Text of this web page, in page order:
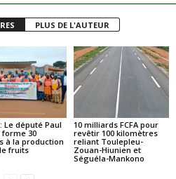
PLUS DE L'AUTEUR
Le député Paul
forme 30
à la production
fruits
10 milliards FCFA pour
revêtir 100 kilomètres
reliant Toulepleu-
Zouan-Hiunien et
Séguéla-Mankono